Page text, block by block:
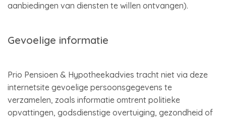
aanbiedingen van diensten te willen ontvangen).
Gevoelige informatie
Prio Pensioen & Hypotheekadvies tracht niet via deze
internetsite gevoelige persoonsgegevens te
verzamelen, zoals informatie omtrent politieke
opvattingen, godsdienstige overtuiging, gezondheid of